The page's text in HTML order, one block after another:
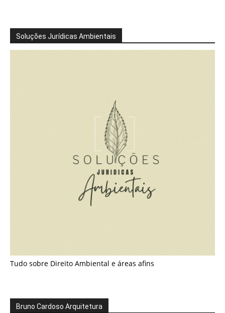
Soluções Jurídicas Ambientais
Tudo sobre Direito Ambiental e áreas afins
Bruno Cardoso Arquitetura